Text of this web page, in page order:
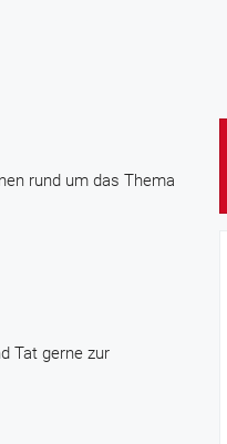
rund um das Thema
Tat gerne zur